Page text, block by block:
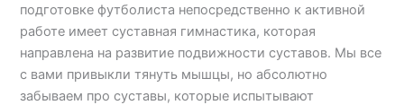
подготовке футболиста непосредственно к активной
работе имеет суставная гимнастика, которая
направлена на развитие подвижности суставов. Мы все
с вами привыкли тянуть мышцы, но абсолютно
забываем про суставы, которые испытывают